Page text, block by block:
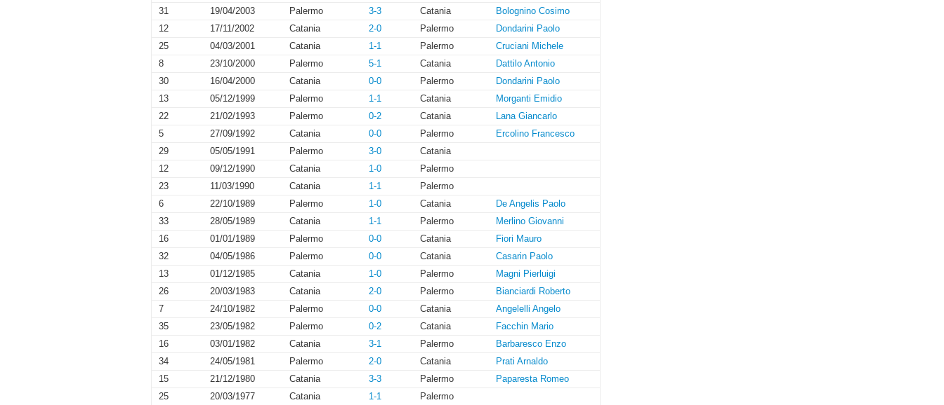
31
19/04/2003 Palermo 3-3 Catania
Bolognino Cosimo
12
17/11/2002 Catania 2-0 Palermo
Dondarini Paolo
25
04/03/2001 Catania 1-1 Palermo
Cruciani Michele
8
23/10/2000 Palermo 5-1 Catania
Dattilo Antonio
30
16/04/2000 Catania 0-0 Palermo
Dondarini Paolo
13
05/12/1999 Palermo 1-1 Catania
Morganti Emidio
22
21/02/1993 Palermo 0-2 Catania
Lana Giancarlo
5
27/09/1992 Catania 0-0 Palermo
Ercolino Francesco
29
05/05/1991 Palermo 3-0
Catania
12
09/12/1990 Catania 1-0
Palermo
23
11/03/1990 Catania 1-1
Palermo
6
22/10/1989 Palermo 1-0 Catania
De Angelis Paolo
33
28/05/1989 Catania 1-1 Palermo
Merlino Giovanni
16
01/01/1989 Palermo 0-0 Catania
Fiori Mauro
32
04/05/1986 Palermo 0-0 Catania
Casarin Paolo
13
01/12/1985 Catania 1-0 Palermo
Magni Pierluigi
26
20/03/1983 Catania 2-0 Palermo
Bianciardi Roberto
7
24/10/1982 Palermo 0-0 Catania
Angelelli Angelo
35
23/05/1982 Palermo 0-2 Catania
Facchin Mario
16
03/01/1982 Catania 3-1 Palermo
Barbaresco Enzo
34
24/05/1981 Palermo 2-0 Catania
Prati Arnaldo
15
21/12/1980 Catania 3-3 Palermo
Paparesta Romeo
25
20/03/1977 Catania 1-1
Palermo